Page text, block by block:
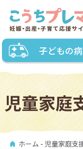
子どもの
児童家庭
ホーム - 児童家庭支